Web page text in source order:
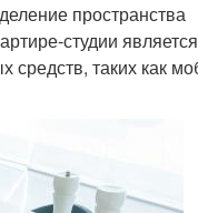
пространства
студии
таких как